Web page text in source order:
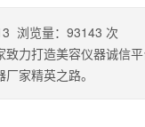
浏览量： 93143 次
致力打造美容仪器诚信
家精英之路。